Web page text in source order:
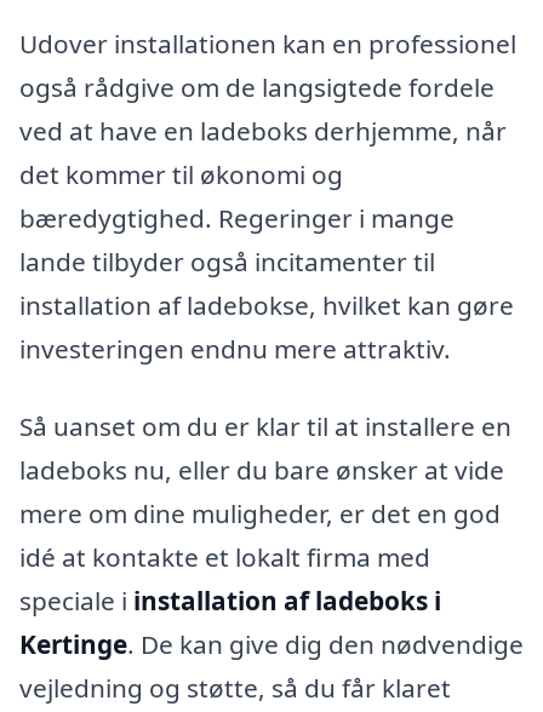
Udover installationen kan en professionel
også rådgive om de langsigtede fordele
ved at have en ladeboks derhjemme, når
det kommer til økonomi og
bæredygtighed. Regeringer i mange
lande tilbyder også incitamenter til
installation af ladebokse, hvilket kan gøre
investeringen endnu mere attraktiv.
Så uanset om du er klar til at installere en
ladeboks nu, eller du bare ønsker at vide
mere om dine muligheder, er det en god
idé at kontakte et lokalt firma med
speciale i installation af ladeboks i
Kertinge. De kan give dig den nødvendige
vejledning og støtte, så du får klaret